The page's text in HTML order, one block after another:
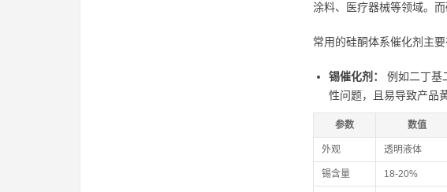
涂料、医疗器械等领域。
常用的硅酮体系催化剂主要
锡催化剂：
例如二丁基
性问题，且易导致产品
参数 数值
外观 透明液体
锡含量 18-20%